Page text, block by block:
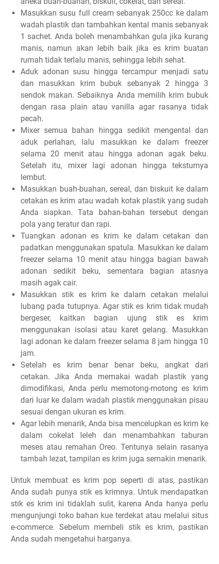
Masukkan susu full cream sebanyak 250cc ke dalam
wadah plastik dan tambahkan kental manis sebanyak
1 sachet. Anda boleh menambahkan gula jika kurang
manis, namun akan lebih baik jika es krim buatan
rumah tidak terlalu manis, sehingga lebih sehat.
Aduk adonan susu hingga tercampur menjadi satu
dan masukkan krim bubuk sebanyak 2 hingga 3
sendok makan. Sebaiknya Anda memilih krim bubuk
dengan rasa plain atau vanilla agar rasanya tidak
pecah.
Mixer semua bahan hingga sedikit mengental dan
aduk perlahan, lalu masukkan ke dalam freezer
selama 20 menit atau hingga adonan agak beku.
Setelah itu, mixer lagi adonan hingga teksturnya
lembut.
Masukkan buah-buahan, sereal, dan biskuit ke dalam
cetakan es krim atau wadah kotak plastik yang sudah
Anda siapkan. Tata bahan-bahan tersebut dengan
pola yang teratur dan rapi.
Tuangkan adonan es krim ke dalam cetakan dan
padatkan menggunakan spatula. Masukkan ke dalam
freezer selama 10 menit atau hingga bagian bawah
adonan sedikit beku, sementara bagian atasnya
masih agak cair.
Masukkan stik es krim ke dalam cetakan melalui
lubang pada tutupnya. Agar stik es krim tidak mudah
bergeser, kaitkan bagian ujung stik es krim
menggunakan isolasi atau karet gelang. Masukkan
lagi adonan ke dalam freezer selama 8 jam hingga 10
jam.
Setelah es krim benar benar beku, angkat dari
cetakan. Jika Anda memakai wadah plastik yang
dimodifikasi, Anda perlu memotong-motong es krim
dari luar ke dalam wadah plastik menggunakan pisau
sesuai dengan ukuran es krim.
Agar lebih menarik, Anda bisa mencelupkan es krim ke
dalam cokelat leleh dan menambahkan taburan
meses atau remahan Oreo. Tentunya selain rasanya
tambah lezat, tampilan es krim juga semakin menarik.
Untuk membuat es krim pop seperti di atas, pastikan
Anda sudah punya stik es krimnya. Untuk mendapatkan
stik es krim ini tidaklah sulit, karena Anda hanya perlu
mengunjungi toko bahan kue terdekat atau melalui situs
e-commerce. Sebelum membeli stik es krim, pastikan
Anda sudah mengetahui harganya.